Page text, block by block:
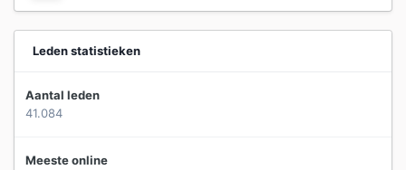
Leden statistieken
Aantal leden
41.084
Meeste online